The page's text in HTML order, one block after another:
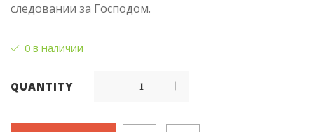
следовании за Господом.
0 в наличии
QUANTITY